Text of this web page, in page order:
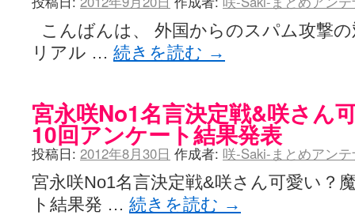
こんばんは、 外国からのスパム攻撃
リアル … 続きを読む →
宮永咲No1名言決定戦&咲さん
10回アンケート結果発表
投稿日: 2012年8月30日 作成者: 咲-Saki-まとめアン
宮永咲No1名言決定戦&咲さん可愛い？
ト結果発 … 続きを読む →